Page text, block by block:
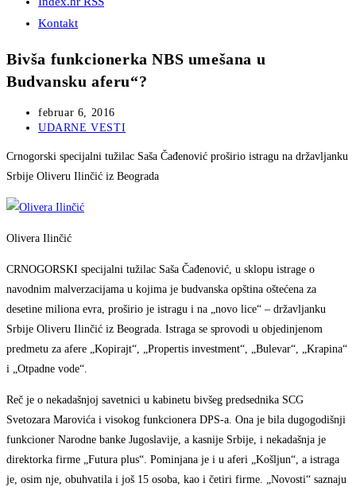
Kontakt
Bivša funkcionerka NBS umešana u
Budvansku aferu“?
Post
published:
februar 6, 2016
Post
UDARNE VESTI
Crnogorski specijalni tužilac Saša Čađenović proširio istragu na državljanku
Srbije Oliveru Ilinčić iz Beograda
Olivera Ilinčić
CRNOGORSKI specijalni tužilac Saša Čađenović, u sklopu istrage o
navodnim malverzacijama u kojima je budvanska opština oštećena za
desetine miliona evra, proširio je istragu i na „novo lice“ – državljanku
Srbije Oliveru Ilinčić iz Beograda. Istraga se sprovodi u objedinjenom
predmetu za afere „Kopirajt“, „Propertis investment“, „Bulevar“, „Krapina“
i „Otpadne vode“.
Reč je o nekadašnjoj savetnici u kabinetu bivšeg predsednika SCG
Svetozara Marovića i visokog funkcionera DPS-a. Ona je bila dugogodišnji
funkcioner Narodne banke Jugoslavije, a kasnije Srbije, i nekadašnja je
direktorka firme „Futura plus“. Pominjana je i u aferi „Košljun“, a istraga
je, osim nje, obuhvatila i još 15 osoba, kao i četiri firme. „Novosti“ saznaju